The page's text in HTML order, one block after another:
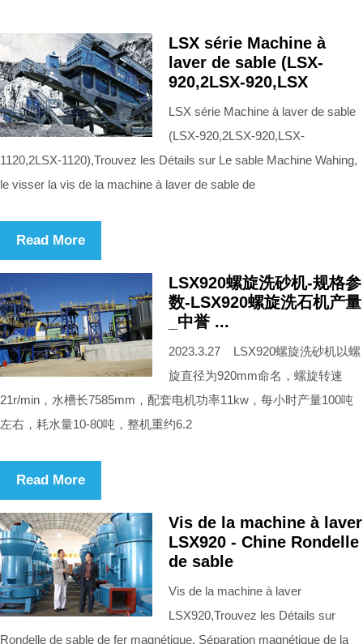
LSX série Machine à
laver de sable (LSX-
920,2LSX-920,LSX
LSX série Machine à laver de sable
(LSX-920,2LSX-920,LSX-
1120,2LSX-1120),Trouvez les Détails sur Le sable Machine Wahing,
le visser la vis de la machine à laver de sable de
Read More
LSX920螺旋洗砂机-规格参
数-LSX920螺旋洗石机产量
_中誉 ...
2023.3.27 LSX920螺旋洗砂机以螺
旋直径为920mm命名，螺旋转速
21r/min，水槽长7585mm，配套电机功率11kw，每小时产量100吨
左右，耗水量10-80吨，整机重约6.2
Read More
Vis de la machine à laver
LSX920 - Chine Rondelle
de sable
Vis de la machine à laver
LSX920,Trouvez les Détails sur
Rondelle de sable de fer magnétique, Séparation magnétique de la